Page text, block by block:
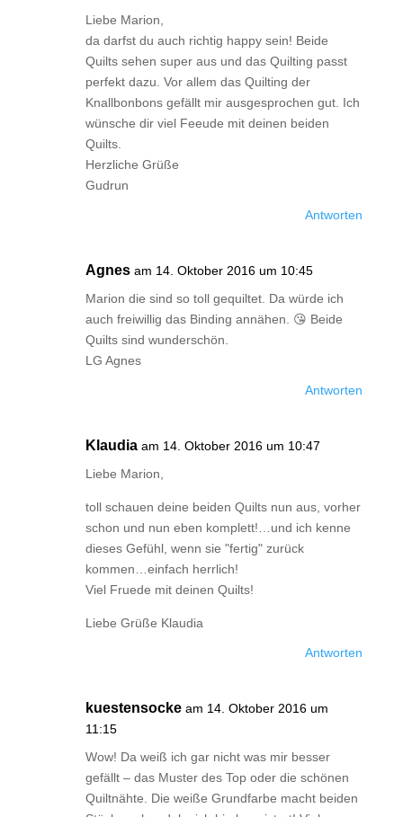
Liebe Marion,
da darfst du auch richtig happy sein! Beide
Quilts sehen super aus und das Quilting passt
perfekt dazu. Vor allem das Quilting der
Knallbonbons gefällt mir ausgesprochen gut. Ich
wünsche dir viel Feeude mit deinen beiden
Quilts.
Herzliche Grüße
Gudrun
Antworten
Agnes am 14. Oktober 2016 um 10:45
Marion die sind so toll gequiltet. Da würde ich
auch freiwillig das Binding annähen. 😘 Beide
Quilts sind wunderschön.
LG Agnes
Antworten
Klaudia am 14. Oktober 2016 um 10:47
Liebe Marion,
toll schauen deine beiden Quilts nun aus, vorher
schon und nun eben komplett!…und ich kenne
dieses Gefühl, wenn sie "fertig" zurück
kommen…einfach herrlich!
Viel Fruede mit deinen Quilts!
Liebe Grüße Klaudia
Antworten
kuestensocke am 14. Oktober 2016 um
11:15
Wow! Da weiß ich gar nicht was mir besser
gefällt – das Muster des Top oder die schönen
Quiltnähte. Die weiße Grundfarbe macht beiden